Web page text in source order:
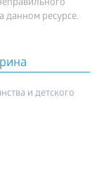
данном ресурсе.
и детского